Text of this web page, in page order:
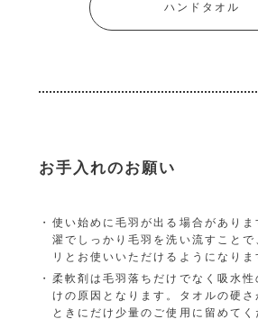
ハンドタオル
お手入れのお願い
使い始めに毛羽が出る場合があり
濯でしっかり毛羽を洗い流すことで
リとお使いいただけるようになりま
柔軟剤は毛羽落ちだけでなく吸水性
けの原因となります。タオルの硬
ときにだけ少量のご使用に留めてく